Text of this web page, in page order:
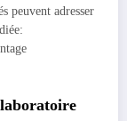
peuvent adresser